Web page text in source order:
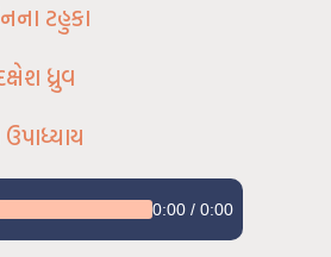
ટહુકા
ધ્રુવ
0:00 / 0:00